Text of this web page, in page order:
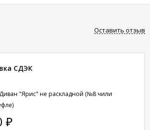
Оставить отзыв
СДЭК
Диван "Ярис" не раскладной (№8 чили
₽